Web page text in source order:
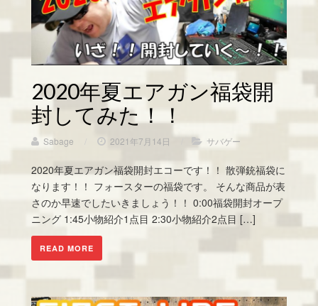
2020年夏エアガン福袋開
封してみた！！
Sabage 2021年7月14日 サバゲー
2020年夏エアガン福袋開封エコーです！！ 散弾銃福袋に
なります！！ フォースターの福袋です。 そんな商品が表
さのか早速でしたいきましょう！！ 0:00福袋開封オープ
ニング 1:45小物紹介1点目 2:30小物紹介2点目 […]
READ MORE